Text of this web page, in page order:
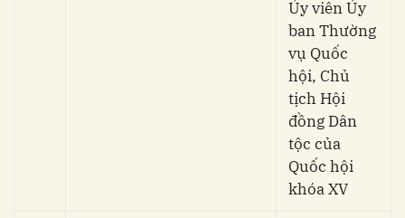
Ủy viên Ủy
ban Thường
vụ Quốc
hội, Chủ
tịch Hội
đồng Dân
tộc của
Quốc hội
khóa XV